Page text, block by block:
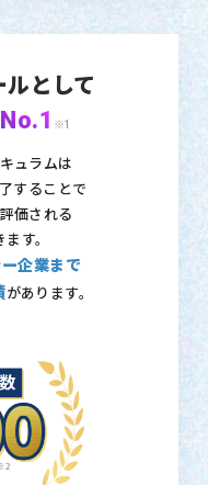
として
※1
ュラムは
することで
価される
す。
企業まで
があります。